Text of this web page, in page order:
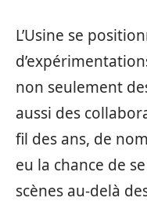
L’Usine se
non seulement
aussi des
fil des ans, de
eu la chance de
scènes au-delà